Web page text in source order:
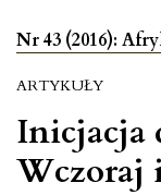
Nr 43 (2016):
ARTYKUŁY
Inicjacja
Wczoraj